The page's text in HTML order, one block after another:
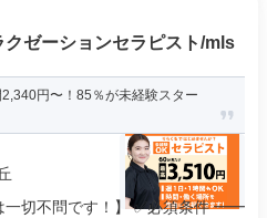
ゼーションセラピスト/mls
円〜！85％が未経験スター
一切不問です！】 ✅必須条件 ━━